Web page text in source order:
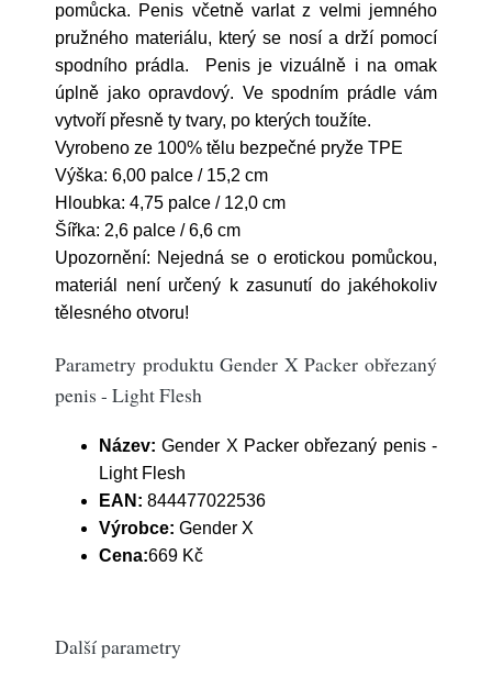
pomůcka. Penis včetně varlat z velmi jemného
pružného materiálu, který se nosí a drží pomocí
spodního prádla. Penis je vizuálně i na omak
úplně jako opravdový. Ve spodním prádle vám
vytvoří přesně ty tvary, po kterých toužíte.
Vyrobeno ze 100% tělu bezpečné pryže TPE
Výška: 6,00 palce / 15,2 cm
Hloubka: 4,75 palce / 12,0 cm
Šířka: 2,6 palce / 6,6 cm
Upozornění: Nejedná se o erotickou pomůckou,
materiál není určený k zasunutí do jakéhokoliv
tělesného otvoru!
Parametry produktu Gender X Packer obřezaný
penis - Light Flesh
Název: Gender X Packer obřezaný penis -
Light Flesh
EAN: 844477022536
Výrobce: Gender X
Cena:669 Kč
Další parametry